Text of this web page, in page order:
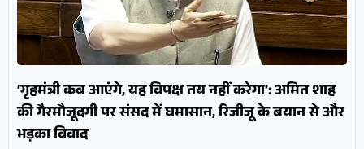
‘गृहमंत्री कब आएंगे, यह विपक्ष तय नहीं करेगा’: अमित शाह
की गैरमौजूदगी पर संसद में घमासान, रिजीजू के बयान से और
भड़का विवाद